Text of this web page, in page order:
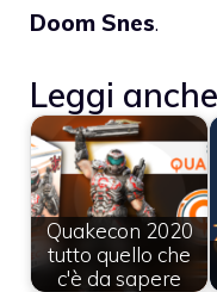
Doom Snes.
Leggi
Quakecon 2020
tutto quello che
c'è da sapere